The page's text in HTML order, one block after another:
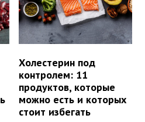
Холестерин под
контролем: 11
продуктов, которые
можно есть и которых
стоит избегать